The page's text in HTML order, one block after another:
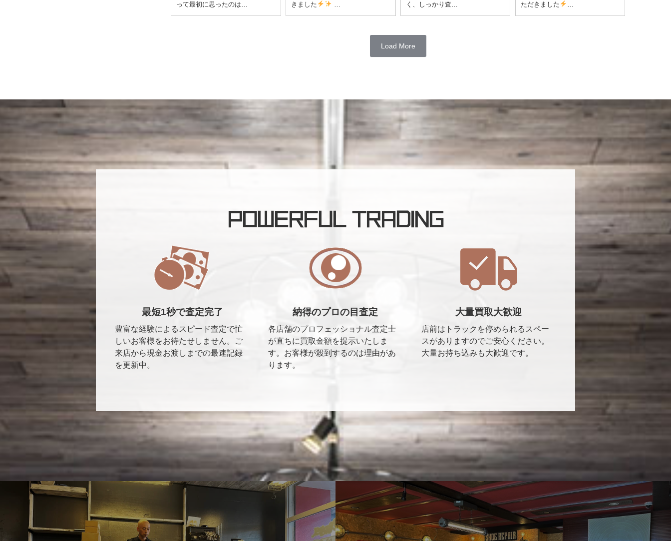
って最初に思ったのは…
きました
…
く、しっかり査…
ただきました
…
Load More
POWERFUL TRADING
最短1秒で査定完了
豊富な経験によるスピード査定で忙
しいお客様をお待たせしません。ご
来店から現金お渡しまでの最速記録
を更新中。
納得のプロの目査定
各店舗のプロフェッショナル査定士
が直ちに買取金額を提示いたしま
す。お客様が殺到するのは理由があ
ります。
大量買取大歓迎
店前はトラックを停められるスペー
スがありますのでご安心ください。
大量お持ち込みも大歓迎です。